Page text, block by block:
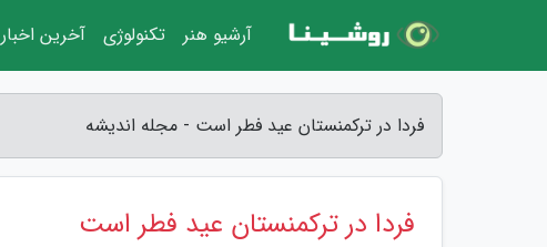
فردا در ترکمنستان عید فطر است - مجله اندیشه
فردا در ترکمنستان عید فطر است
آرشیو هنر تکنولوژی آخرین اخبار